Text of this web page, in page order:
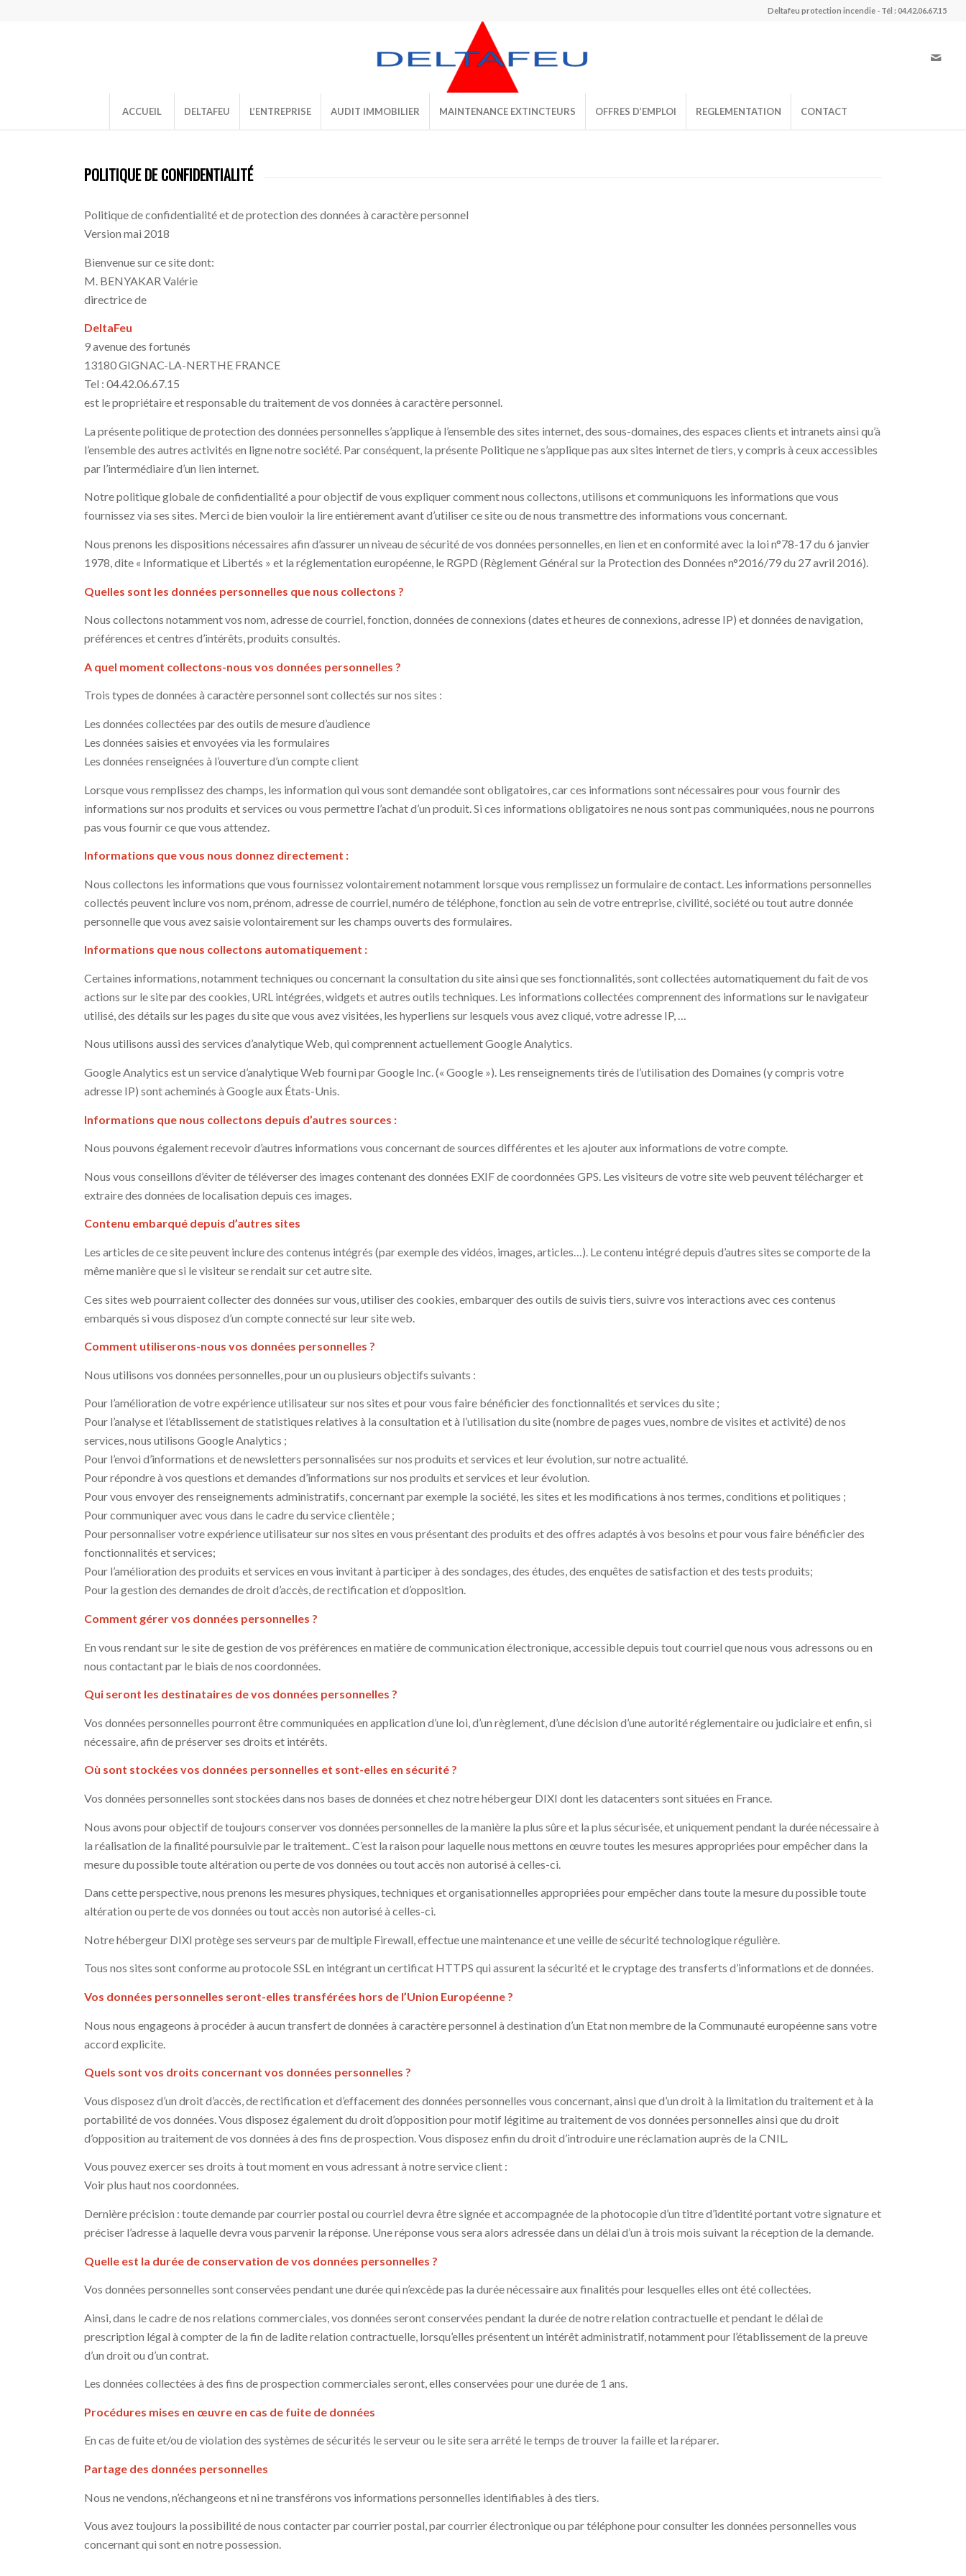
Deltafeu protection incendie - Tél : 04.42.06.67.15
ACCUEIL DELTAFEU L’ENTREPRISE AUDIT IMMOBILIER MAINTENANCE EXTINCTEURS OFFRES D’EMPLOI REGLEMENTATION CONTACT
POLITIQUE DE CONFIDENTIALITÉ
Politique de confidentialité et de protection des données à caractère personnel
Version mai 2018
Bienvenue sur ce site dont:
M. BENYAKAR Valérie
directrice de
DeltaFeu
9 avenue des fortunés
13180 GIGNAC-LA-NERTHE FRANCE
Tel : 04.42.06.67.15
est le propriétaire et responsable du traitement de vos données à caractère personnel.
La présente politique de protection des données personnelles s’applique à l’ensemble des sites internet, des sous-domaines, des espaces clients et intranets ainsi qu’à
l’ensemble des autres activités en ligne notre société. Par conséquent, la présente Politique ne s’applique pas aux sites internet de tiers, y compris à ceux accessibles
par l’intermédiaire d’un lien internet.
Notre politique globale de confidentialité a pour objectif de vous expliquer comment nous collectons, utilisons et communiquons les informations que vous
fournissez via ses sites. Merci de bien vouloir la lire entièrement avant d’utiliser ce site ou de nous transmettre des informations vous concernant.
Nous prenons les dispositions nécessaires afin d’assurer un niveau de sécurité de vos données personnelles, en lien et en conformité avec la loi n°78-17 du 6 janvier
1978, dite « Informatique et Libertés » et la réglementation européenne, le RGPD (Règlement Général sur la Protection des Données n°2016/79 du 27 avril 2016).
Quelles sont les données personnelles que nous collectons ?
Nous collectons notamment vos nom, adresse de courriel, fonction, données de connexions (dates et heures de connexions, adresse IP) et données de navigation,
préférences et centres d’intérêts, produits consultés.
A quel moment collectons-nous vos données personnelles ?
Trois types de données à caractère personnel sont collectés sur nos sites :
Les données collectées par des outils de mesure d’audience
Les données saisies et envoyées via les formulaires
Les données renseignées à l’ouverture d’un compte client
Lorsque vous remplissez des champs, les information qui vous sont demandée sont obligatoires, car ces informations sont nécessaires pour vous fournir des
informations sur nos produits et services ou vous permettre l’achat d’un produit. Si ces informations obligatoires ne nous sont pas communiquées, nous ne pourrons
pas vous fournir ce que vous attendez.
Informations que vous nous donnez directement :
Nous collectons les informations que vous fournissez volontairement notamment lorsque vous remplissez un formulaire de contact. Les informations personnelles
collectés peuvent inclure vos nom, prénom, adresse de courriel, numéro de téléphone, fonction au sein de votre entreprise, civilité, société ou tout autre donnée
personnelle que vous avez saisie volontairement sur les champs ouverts des formulaires.
Informations que nous collectons automatiquement :
Certaines informations, notamment techniques ou concernant la consultation du site ainsi que ses fonctionnalités, sont collectées automatiquement du fait de vos
actions sur le site par des cookies, URL intégrées, widgets et autres outils techniques. Les informations collectées comprennent des informations sur le navigateur
utilisé, des détails sur les pages du site que vous avez visitées, les hyperliens sur lesquels vous avez cliqué, votre adresse IP, …
Nous utilisons aussi des services d’analytique Web, qui comprennent actuellement Google Analytics.
Google Analytics est un service d’analytique Web fourni par Google Inc. (« Google »). Les renseignements tirés de l’utilisation des Domaines (y compris votre
adresse IP) sont acheminés à Google aux États-Unis.
Informations que nous collectons depuis d’autres sources :
Nous pouvons également recevoir d’autres informations vous concernant de sources différentes et les ajouter aux informations de votre compte.
Nous vous conseillons d’éviter de téléverser des images contenant des données EXIF de coordonnées GPS. Les visiteurs de votre site web peuvent télécharger et
extraire des données de localisation depuis ces images.
Contenu embarqué depuis d’autres sites
Les articles de ce site peuvent inclure des contenus intégrés (par exemple des vidéos, images, articles…). Le contenu intégré depuis d’autres sites se comporte de la
même manière que si le visiteur se rendait sur cet autre site.
Ces sites web pourraient collecter des données sur vous, utiliser des cookies, embarquer des outils de suivis tiers, suivre vos interactions avec ces contenus
embarqués si vous disposez d’un compte connecté sur leur site web.
Comment utiliserons-nous vos données personnelles ?
Nous utilisons vos données personnelles, pour un ou plusieurs objectifs suivants :
Pour l’amélioration de votre expérience utilisateur sur nos sites et pour vous faire bénéficier des fonctionnalités et services du site ;
Pour l’analyse et l’établissement de statistiques relatives à la consultation et à l’utilisation du site (nombre de pages vues, nombre de visites et activité) de nos
services, nous utilisons Google Analytics ;
Pour l’envoi d’informations et de newsletters personnalisées sur nos produits et services et leur évolution, sur notre actualité.
Pour répondre à vos questions et demandes d’informations sur nos produits et services et leur évolution.
Pour vous envoyer des renseignements administratifs, concernant par exemple la société, les sites et les modifications à nos termes, conditions et politiques ;
Pour communiquer avec vous dans le cadre du service clientèle ;
Pour personnaliser votre expérience utilisateur sur nos sites en vous présentant des produits et des offres adaptés à vos besoins et pour vous faire bénéficier des
fonctionnalités et services;
Pour l’amélioration des produits et services en vous invitant à participer à des sondages, des études, des enquêtes de satisfaction et des tests produits;
Pour la gestion des demandes de droit d’accès, de rectification et d’opposition.
Comment gérer vos données personnelles ?
En vous rendant sur le site de gestion de vos préférences en matière de communication électronique, accessible depuis tout courriel que nous vous adressons ou en
nous contactant par le biais de nos coordonnées.
Qui seront les destinataires de vos données personnelles ?
Vos données personnelles pourront être communiquées en application d’une loi, d’un règlement, d’une décision d’une autorité réglementaire ou judiciaire et enfin, si
nécessaire, afin de préserver ses droits et intérêts.
Où sont stockées vos données personnelles et sont-elles en sécurité ?
Vos données personnelles sont stockées dans nos bases de données et chez notre hébergeur DIXI dont les datacenters sont situées en France.
Nous avons pour objectif de toujours conserver vos données personnelles de la manière la plus sûre et la plus sécurisée, et uniquement pendant la durée nécessaire à
la réalisation de la finalité poursuivie par le traitement.. C’est la raison pour laquelle nous mettons en œuvre toutes les mesures appropriées pour empêcher dans la
mesure du possible toute altération ou perte de vos données ou tout accès non autorisé à celles-ci.
Dans cette perspective, nous prenons les mesures physiques, techniques et organisationnelles appropriées pour empêcher dans toute la mesure du possible toute
altération ou perte de vos données ou tout accès non autorisé à celles-ci.
Notre hébergeur DIXI protège ses serveurs par de multiple Firewall, effectue une maintenance et une veille de sécurité technologique régulière.
Tous nos sites sont conforme au protocole SSL en intégrant un certificat HTTPS qui assurent la sécurité et le cryptage des transferts d’informations et de données.
Vos données personnelles seront-elles transférées hors de l’Union Européenne ?
Nous nous engageons à procéder à aucun transfert de données à caractère personnel à destination d’un Etat non membre de la Communauté européenne sans votre
accord explicite.
Quels sont vos droits concernant vos données personnelles ?
Vous disposez d’un droit d’accès, de rectification et d’effacement des données personnelles vous concernant, ainsi que d’un droit à la limitation du traitement et à la
portabilité de vos données. Vous disposez également du droit d’opposition pour motif légitime au traitement de vos données personnelles ainsi que du droit
d’opposition au traitement de vos données à des fins de prospection. Vous disposez enfin du droit d’introduire une réclamation auprès de la CNIL.
Vous pouvez exercer ses droits à tout moment en vous adressant à notre service client :
Voir plus haut nos coordonnées.
Dernière précision : toute demande par courrier postal ou courriel devra être signée et accompagnée de la photocopie d’un titre d’identité portant votre signature et
préciser l’adresse à laquelle devra vous parvenir la réponse. Une réponse vous sera alors adressée dans un délai d’un à trois mois suivant la réception de la demande.
Quelle est la durée de conservation de vos données personnelles ?
Vos données personnelles sont conservées pendant une durée qui n’excède pas la durée nécessaire aux finalités pour lesquelles elles ont été collectées.
Ainsi, dans le cadre de nos relations commerciales, vos données seront conservées pendant la durée de notre relation contractuelle et pendant le délai de
prescription légal à compter de la fin de ladite relation contractuelle, lorsqu’elles présentent un intérêt administratif, notamment pour l’établissement de la preuve
d’un droit ou d’un contrat.
Les données collectées à des fins de prospection commerciales seront, elles conservées pour une durée de 1 ans.
Procédures mises en œuvre en cas de fuite de données
En cas de fuite et/ou de violation des systèmes de sécurités le serveur ou le site sera arrêté le temps de trouver la faille et la réparer.
Partage des données personnelles
Nous ne vendons, n’échangeons et ni ne transférons vos informations personnelles identifiables à des tiers.
Vous avez toujours la possibilité de nous contacter par courrier postal, par courrier électronique ou par téléphone pour consulter les données personnelles vous
concernant qui sont en notre possession.